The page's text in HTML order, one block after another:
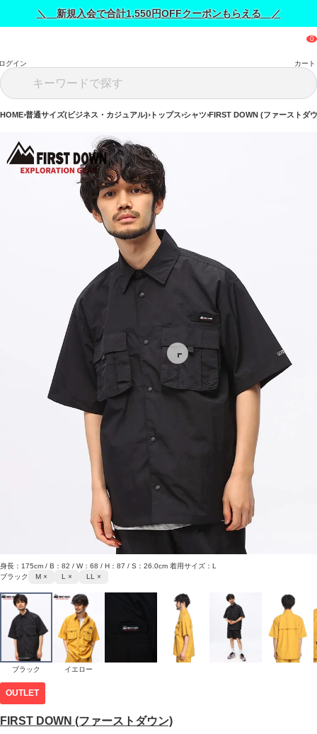
＼ 新規入会で合計1,550円OFFクーポンもらえる ／
グイン カート
HOME 普通サイズ(ビジネス・カジュアル) トップス シャツ FIRST DOWN (ファーストダ
OUTLET
FIRST DOWN (ファーストダウン)
身長：175cm / B：82 / W：68 / H：87 / S：26.0cm 着用サイズ：L
ブラック
M × L × LL ×
ブラック イエロー